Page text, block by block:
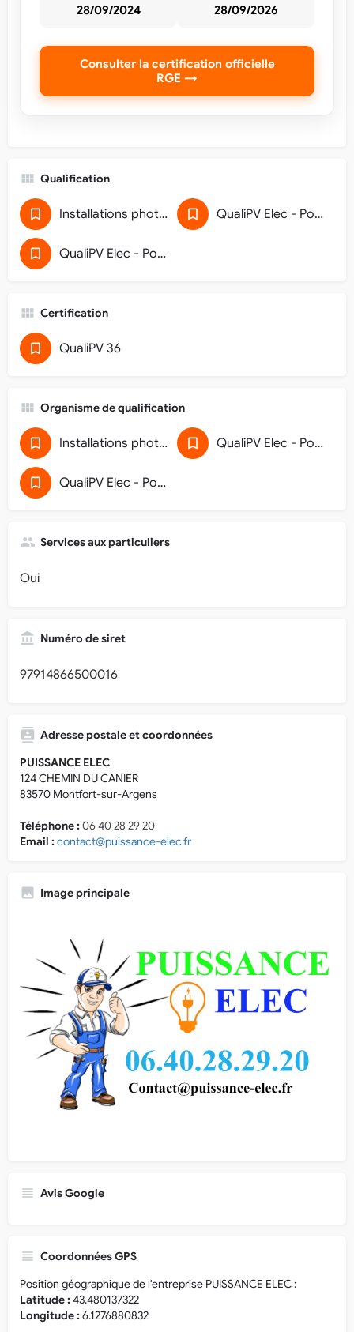
28/09/2024 28/09/2026
Consulter la certification officielle
RGE →
Qualification
Installations photovoltaïques de puissance de raccordement inférieure à 36 kVA (5911D118) QualiPV Elec - Pose de générateur photovoltaïque raccordé au réseau
QualiPV Elec - Pose de générateur photovoltaïque raccordé au réseau (32)
Certification
QualiPV 36
Organisme de qualification
Installations photovoltaïques de puissance de raccordement inférieure à 36 kVA (5911D118) QualiPV Elec - Pose de générateur photovoltaïque raccordé au réseau
QualiPV Elec - Pose de générateur photovoltaïque raccordé au réseau (32)
Services aux particuliers
Oui
Numéro de siret
97914866500016
Adresse postale et coordonnées
PUISSANCE ELEC
124 CHEMIN DU CANIER
83570 Montfort-sur-Argens
Téléphone :06 40 28 29 20
Email :contact@puissance-elec.fr
Image principale
Avis Google
Coordonnées GPS
Position géographique de l'entreprise PUISSANCE ELEC :
Latitude :43.480137322
Longitude :6.1276880832